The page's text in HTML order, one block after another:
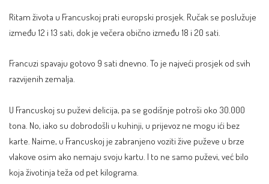
Ritam života u Francuskoj prati europski prosjek. Ručak se poslužuje
između 12 i 13 sati, dok je večera obično između 18 i 20 sati.
Francuzi spavaju gotovo 9 sati dnevno. To je najveći prosjek od svih
razvijenih zemalja.
U Francuskoj su puževi delicija, pa se godišnje potroši oko 30.000
tona. No, iako su dobrodošli u kuhinji, u prijevoz ne mogu ići bez
karte. Naime, u Francuskoj je zabranjeno voziti žive puževe u brze
vlakove osim ako nemaju svoju kartu. I to ne samo puževi, već bilo
koja životinja teža od pet kilograma.